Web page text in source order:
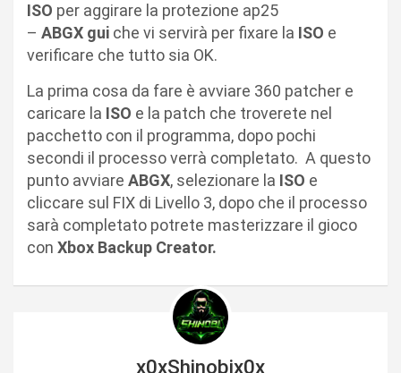
ISO per aggirare la protezione ap25
– ABGX gui che vi servirà per fixare la ISO e
verificare che tutto sia OK.
La prima cosa da fare è avviare 360 patcher e
caricare la ISO e la patch che troverete nel
pacchetto con il programma, dopo pochi
secondi il processo verrà completato. A questo
punto avviare ABGX, selezionare la ISO e
cliccare sul FIX di Livello 3, dopo che il processo
sarà completato potrete masterizzare il gioco
con Xbox Backup Creator.
x0xShinobix0x